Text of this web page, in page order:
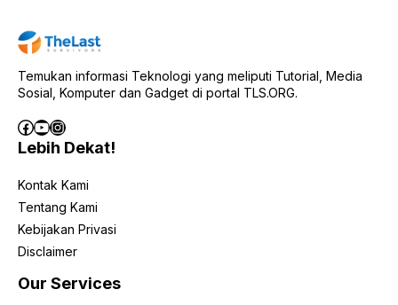
Temukan informasi Teknologi yang meliputi Tutorial, Media
Sosial, Komputer dan Gadget di portal TLS.ORG.
Facebook
YouTube
Instagram
Lebih Dekat!
Kontak Kami
Tentang Kami
Kebijakan Privasi
Disclaimer
Our Services